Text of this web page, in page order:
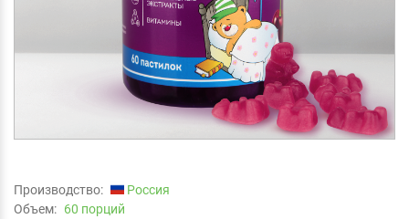
Производство:
Россия
Объем: 60 порций